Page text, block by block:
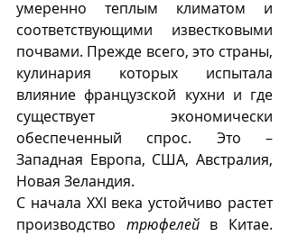
умеренно теплым климатом и
соответствующими известковыми
почвами. Прежде всего, это страны,
кулинария которых испытала
влияние французской кухни и где
существует экономически
обеспеченный спрос. Это –
Западная Европа, США, Австралия,
Новая Зеландия.
С начала XXI века устойчиво растет
производство трюфелей в Китае.